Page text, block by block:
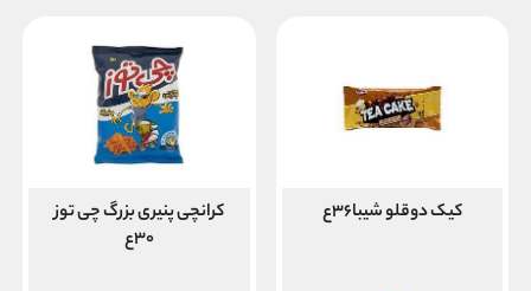
کیک دوقلو شیبا۳۶ع
کرانچی پنیری بزرگ چی توز
۳۰ع